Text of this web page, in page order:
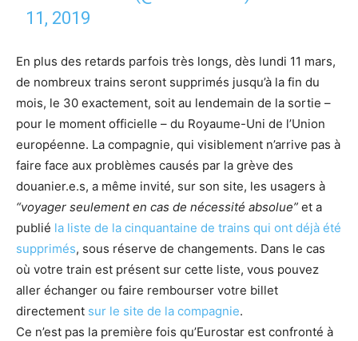
11, 2019
En plus des retards parfois très longs, dès lundi 11 mars,
de nombreux trains seront supprimés jusqu’à la fin du
mois, le 30 exactement, soit au lendemain de la sortie –
pour le moment officielle – du Royaume-Uni de l’Union
européenne. La compagnie, qui visiblement n’arrive pas à
faire face aux problèmes causés par la grève des
douanier.e.s, a même invité, sur son site, les usagers à
“voyager seulement en cas de nécessité absolue” et a
publié la liste de la cinquantaine de trains qui ont déjà été
supprimés, sous réserve de changements. Dans le cas
où votre train est présent sur cette liste, vous pouvez
aller échanger ou faire rembourser votre billet
directement sur le site de la compagnie.
Ce n’est pas la première fois qu’Eurostar est confronté à